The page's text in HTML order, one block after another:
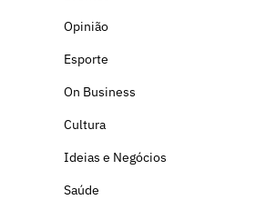
Opinião
Esporte
On Business
Cultura
Ideias e Negócios
Saúde